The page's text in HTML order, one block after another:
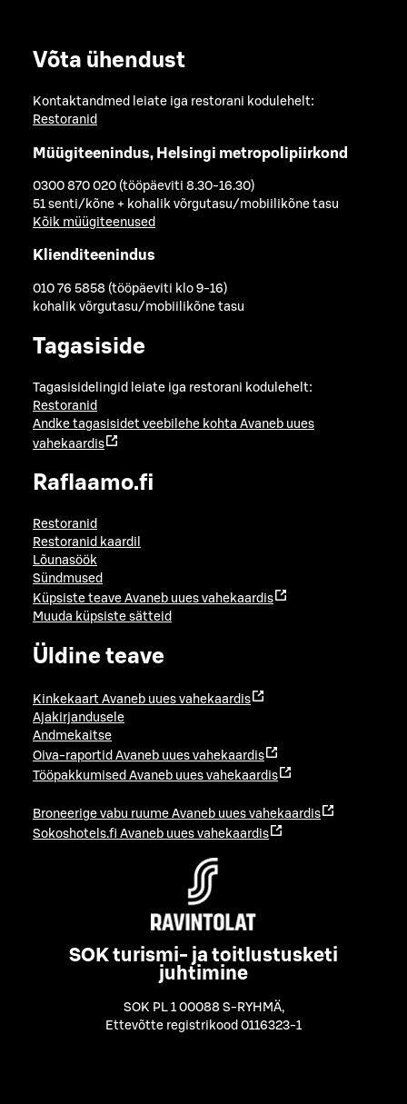
Võta ühendust
Kontaktandmed leiate iga restorani kodulehelt:
Restoranid
Müügiteenindus, Helsingi metropolipiirkond
0300 870 020 (tööpäeviti 8.30-16.30)
51 senti/kõne + kohalik võrgutasu/mobiilikõne tasu
Kõik müügiteenused
Klienditeenindus
010 76 5858 (tööpäeviti klo 9-16)
kohalik võrgutasu/mobiilikõne tasu
Tagasiside
Tagasisidelingid leiate iga restorani kodulehelt:
Restoranid
Andke tagasisidet veebilehe kohta Avaneb uues
vahekaardis
Raflaamo.fi
Restoranid
Restoranid kaardil
Lõunasöök
Sündmused
Küpsiste teave Avaneb uues vahekaardis
Muuda küpsiste sätteid
Üldine teave
Kinkekaart Avaneb uues vahekaardis
Ajakirjandusele
Andmekaitse
Oiva-raportid Avaneb uues vahekaardis
Tööpakkumised Avaneb uues vahekaardis
Broneerige vabu ruume Avaneb uues vahekaardis
Sokoshotels.fi Avaneb uues vahekaardis
SOK turismi- ja toitlustusketi
juhtimine
SOK PL 1 00088 S-RYHMÄ,
Ettevõtte registrikood 0116323-1